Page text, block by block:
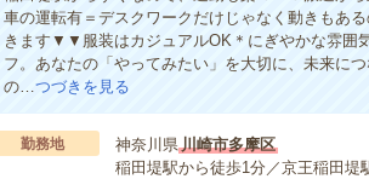
車の運転有＝デスクワークだけじゃなく動きもあ
きます▼▼服装はカジュアルOK＊にぎやかな雰囲
フ。あなたの「やってみたい」を大切に、未来に
の…つづきを見る
勤務地 神奈川県川崎市多摩区
稲田堤駅から徒歩1分／京王稲田堤